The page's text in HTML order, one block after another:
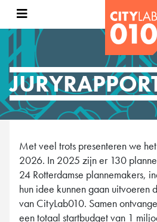
Met veel trots presenteren we
2026. In 2025 zijn er 130
24 Rotterdamse plannemakers,
hun idee kunnen gaan uitvoeren
van CityLab010. Samen
een totaal startbudget van 1